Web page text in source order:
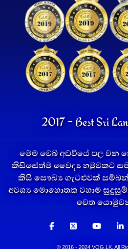
2017 - Best Sri
මෙම වෙබ් අඩවියේ පල වන
කිසිසේත්ම වෛද්‍ය හමුවකට
කිසි සෞඛ්‍ය ගැටළුවක්
අවශ්‍ය මොහොතක වහාම
වෙත
© 2016 - 2024 VOG.LK. All